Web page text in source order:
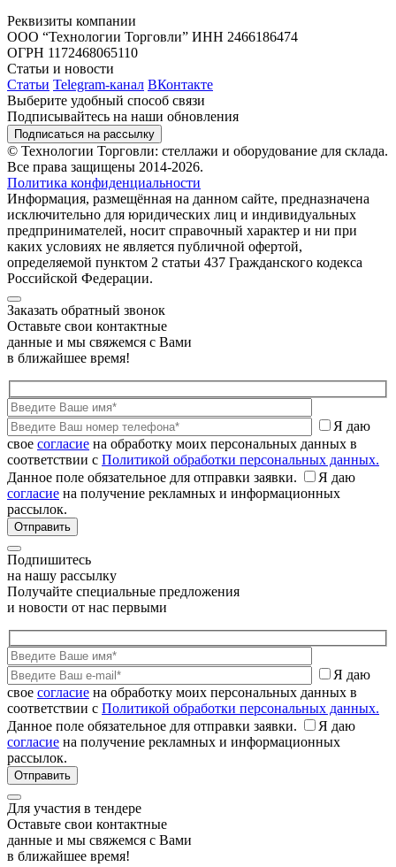
Реквизиты компании
ООО “Технологии Торговли” ИНН 2466186474
ОГРН 1172468065110
Статьи и новости
Статьи Telegram-канал ВКонтакте
Выберите удобный способ связи
Подписывайтесь на наши обновления
Подписаться на рассылку
© Технологии Торговли: стеллажи и оборудование для склада.
Все права защищены 2014-2026.
Политика конфиденциальности
Информация, размещённая на данном сайте, предназначена
исключительно для юридических лиц и индивидуальных
предпринимателей, носит справочный характер и ни при
каких условиях не является публичной офертой,
определяемой пунктом 2 статьи 437 Гражданского кодекса
Российской Федерации.
Заказать обратный звонок
Оставьте свои контактные
данные и мы свяжемся с Вами
в ближайшее время!
Я даю
свое согласие на обработку моих персональных данных в
соответствии с Политикой обработки персональных данных.
Данное поле обязательное для отправки заявки.
Я даю
согласие на получение рекламных и информационных
рассылок.
Подпишитесь
на нашу рассылку
Получайте специальные предложения
и новости от нас первыми
Я даю
свое согласие на обработку моих персональных данных в
соответствии с Политикой обработки персональных данных.
Данное поле обязательное для отправки заявки.
Я даю
согласие на получение рекламных и информационных
рассылок.
Для участия в тендере
Оставьте свои контактные
данные и мы свяжемся с Вами
в ближайшее время!